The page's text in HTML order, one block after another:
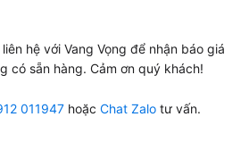
hệ với Vang Vọng để nhận báo giá
có sẵn hàng. Cảm ơn quý khách!
011947 hoặc Chat Zalo tư vấn.